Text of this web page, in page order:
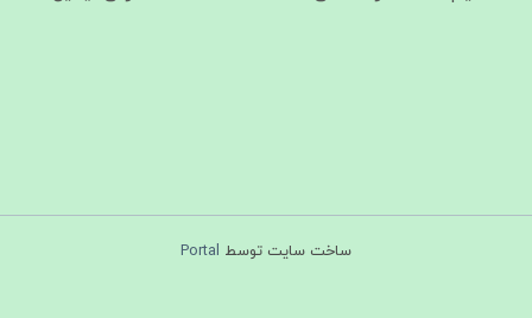
ساخت سایت توسط Portal